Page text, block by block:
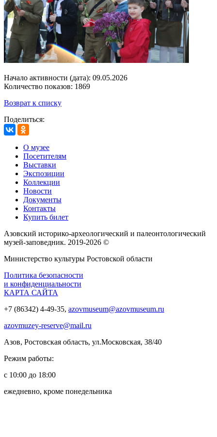
Начало активности (дата): 09.05.2026
Количество показов: 1869
Возврат к списку
Поделиться:
О музее
Посетителям
Выставки
Экспозиции
Коллекции
Новости
Документы
Контакты
Купить билет
Азовский историко‑археологический и палеонтологический
музей‑заповедник. 2019-2026 ©
Министерство культуры Ростовской области
Политика безопасности
и конфиденциальности
КАРТА САЙТА
+7 (86342) 4-49-35, azovmuseum@azovmuseum.ru
azovmuzey-reserve@mail.ru
Азов, Ростовская область, ул.Московская, 38/40
Режим работы:
с 10:00 до 18:00
ежедневно, кроме понедельника